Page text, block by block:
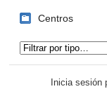
Centros
Inicia sesión